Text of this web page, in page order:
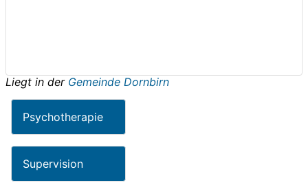
Liegt in der Gemeinde Dornbirn
Psychotherapie
Supervision